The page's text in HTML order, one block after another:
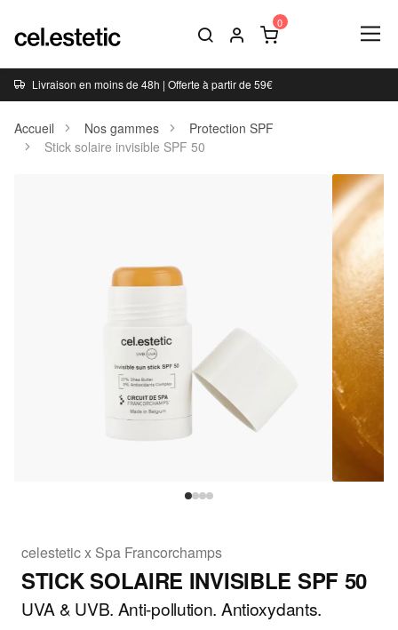
Livraison en moins de 48h | Offerte à partir de 59€
Accueil Nos gammes
Protection SPF
Stick solaire invisible SPF 50
celestetic x Spa Francorchamps
STICK SOLAIRE INVISIBLE SPF 50
UVA & UVB. Anti-pollution. Antioxydants.